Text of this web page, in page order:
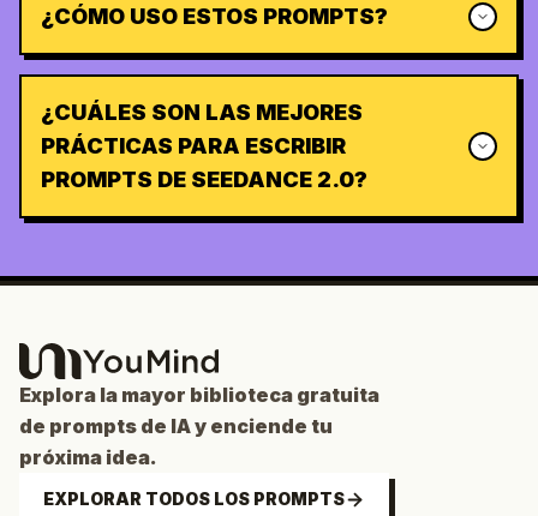
¿CÓMO USO ESTOS PROMPTS?
¿CUÁLES SON LAS MEJORES
PRÁCTICAS PARA ESCRIBIR
PROMPTS DE SEEDANCE 2.0?
Explora la mayor biblioteca gratuita
de prompts de IA y enciende tu
próxima idea.
EXPLORAR TODOS LOS PROMPTS